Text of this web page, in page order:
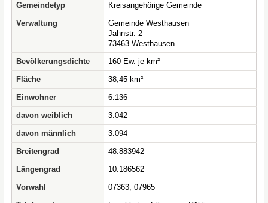
Gemeindetyp
Kreisangehörige Gemeinde
Verwaltung
Gemeinde Westhausen
Jahnstr. 2
73463 Westhausen
Bevölkerungsdichte
160 Ew. je km²
Fläche
38,45 km²
Einwohner
6.136
davon weiblich
3.042
davon männlich
3.094
Breitengrad
48.883942
Längengrad
10.186562
Vorwahl
07363, 07965